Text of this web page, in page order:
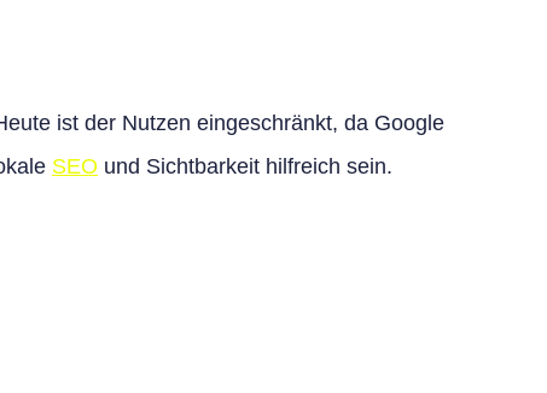
ist der Nutzen eingeschränkt, da Google
SEO und Sichtbarkeit hilfreich sein.